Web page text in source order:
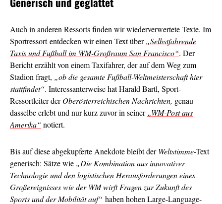
Auch in anderen Ressorts finden wir wiederverwertete Texte. Im
Sportressort entdecken wir einen Text über„Selbstfahrende
Taxis und Fußball im WM-Großraum San Francisco“. Der
Bericht erzählt von einem Taxifahrer, der auf dem Weg zum
Stadion fragt, „ob die gesamte Fußball-Weltmeisterschaft hier
stattfindet“. Interessanterweise hat Harald Bartl, Sport-
Ressortleiter derOberösterreichischen Nachrichten, genau
dasselbe erlebt und nur kurz zuvor in seiner„WM-Post aus
Amerika“ notiert.
Bis auf diese abgekupferte Anekdote bleibt derWeltstimme-Text
generisch: Sätze wie „Die Kombination aus innovativer
Technologie und den logistischen Herausforderungen eines
Großereignisses wie der WM wirft Fragen zur Zukunft des
Sports und der Mobilität auf“ haben hohen Large-Language-